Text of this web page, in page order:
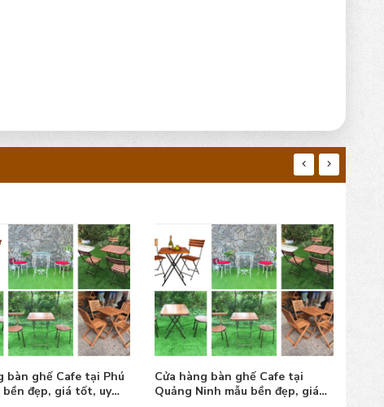
bàn ghế Cafe tại Phú
bền đẹp, giá tốt, uy
Cửa hàng bàn ghế Cafe tại
Quảng Ninh mẫu bền đẹp, giá